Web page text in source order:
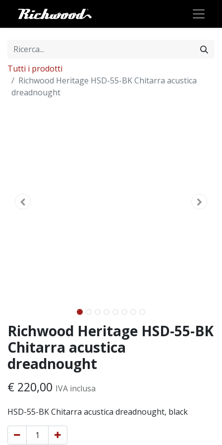
Tutti i prodotti
Richwood Heritage HSD-55-BK Chitarra acustica
dreadnought
Richwood Heritage HSD-55-BK
Chitarra acustica
dreadnought
€ 220,00 IVA inclusa
HSD-55-BK Chitarra acustica dreadnought, black